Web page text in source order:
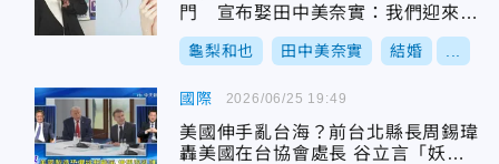
門 宣布娶田中美奈實：我們迎來新
生命
龜梨和也 田中美奈實 結婚
國際
美國伸手亂台海？前台北縣長周錫瑋
轟美國在台協會處長 谷立言「妖言
2026/06/25 19:49